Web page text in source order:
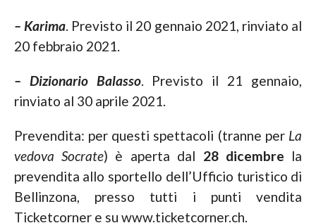
– Karima. Previsto il 20 gennaio 2021, rinviato al
20 febbraio 2021.
– Dizionario Balasso. Previsto il 21 gennaio,
rinviato al 30 aprile 2021.
Prevendita: per questi spettacoli (tranne per La
vedova Socrate) è aperta dal 28 dicembre la
prevendita allo sportello dell’Ufficio turistico di
Bellinzona, presso tutti i punti vendita
Ticketcorner e su www.ticketcorner.ch.